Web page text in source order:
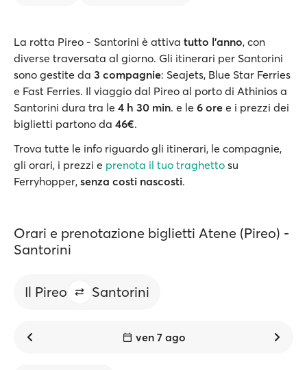
La rotta Pireo - Santorini è attiva tutto l’anno, con
diverse traversata al giorno. Gli itinerari per Santorini
sono gestite da 3 compagnie: Seajets, Blue Star Ferries
e Fast Ferries. Il viaggio dal Pireo al porto di Athinios a
Santorini dura tra le 4 h 30 min. e le 6 ore e i prezzi dei
biglietti partono da 46€.
Trova tutte le info riguardo gli itinerari, le compagnie,
gli orari, i prezzi e prenota il tuo traghetto su
Ferryhopper, senza costi nascosti.
Orari e prenotazione biglietti Atene (Pireo) -
Santorini
Il Pireo Santorini
ven 7 ago